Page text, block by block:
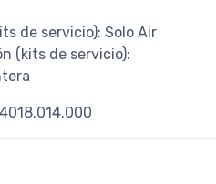
de servicio): Solo Air
(kits de servicio):